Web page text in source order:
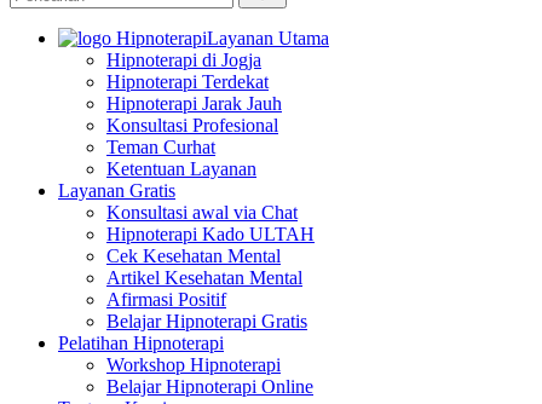
Layanan Utama
Hipnoterapi di Jogja
Hipnoterapi Terdekat
Hipnoterapi Jarak Jauh
Konsultasi Profesional
Teman Curhat
Ketentuan Layanan
Layanan Gratis
Konsultasi awal via Chat
Hipnoterapi Kado ULTAH
Cek Kesehatan Mental
Artikel Kesehatan Mental
Afirmasi Positif
Belajar Hipnoterapi Gratis
Pelatihan Hipnoterapi
Workshop Hipnoterapi
Belajar Hipnoterapi Online